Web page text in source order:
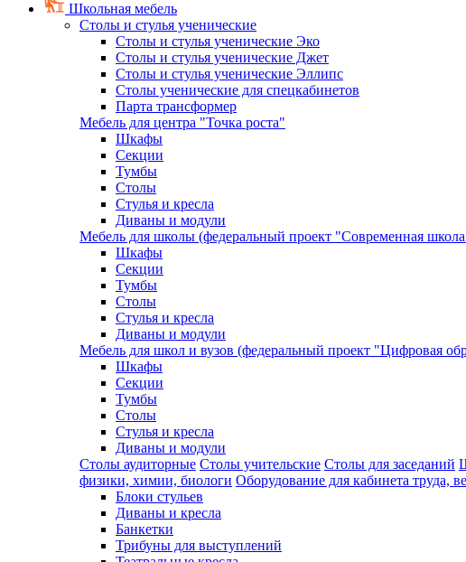
Школьная мебель
Столы и стулья ученические
Столы и стулья ученические Эко
Столы и стулья ученические Джет
Столы и стулья ученические Эллипс
Столы ученические для спецкабинетов
Парта трансформер
Мебель для центра "Точка роста"
Шкафы
Секции
Тумбы
Столы
Стулья и кресла
Диваны и модули
Мебель для школы (федеральный проект "Современная
Шкафы
Секции
Тумбы
Столы
Стулья и кресла
Диваны и модули
Мебель для школ и вузов (федеральный проект "Цифровая
Шкафы
Секции
Тумбы
Столы
Стулья и кресла
Диваны и модули
Столы аудиторные Столы учительские Столы для заседаний
физики, химии, биологи Оборудование для кабинета труда,
Блоки стульев
Диваны и кресла
Банкетки
Трибуны для выступлений